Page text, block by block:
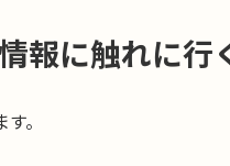
報に触れに行
。